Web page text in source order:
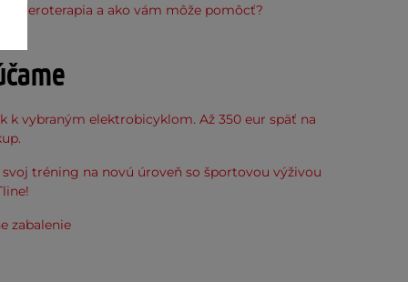
maderoterapia a ako vám môže pomôcť?
k vybraným elektrobicyklom. Až 350 eur späť na
svoj tréning na novú úroveň so športovou výživou
zabalenie